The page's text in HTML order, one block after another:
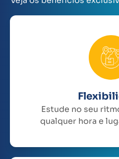
Estude no seu
qualquer hora e